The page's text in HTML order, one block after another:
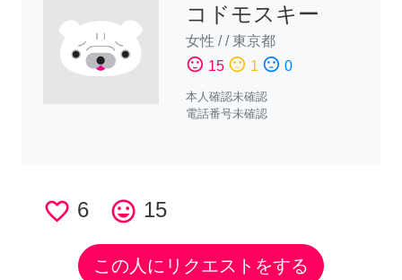
コドモスキー
女性 //東京都
sentiment_satisfied 15 sentiment_neutral 1 sentiment_dissatisfied 0
本人確認未確認
電話番号未確認
favorite_border 6 tag_faces 15
この人にリクエストをする